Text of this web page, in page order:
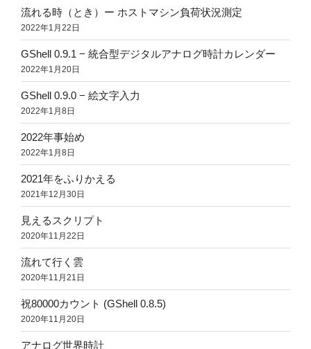
流れる時（とき）ー ホストマシン負荷状況測定
2022年1月22日
GShell 0.9.1 − 統合型デジタルアナログ時計カレンダー
2022年1月20日
GShell 0.9.0 − 絵文字入力
2022年1月8日
2022年事始め
2022年1月8日
2021年をふりかえる
2021年12月30日
見えるスクリプト
2020年11月22日
流れて行く雲
2020年11月21日
祝80000カウント (GShell 0.8.5)
2020年11月20日
アナログ世界時計